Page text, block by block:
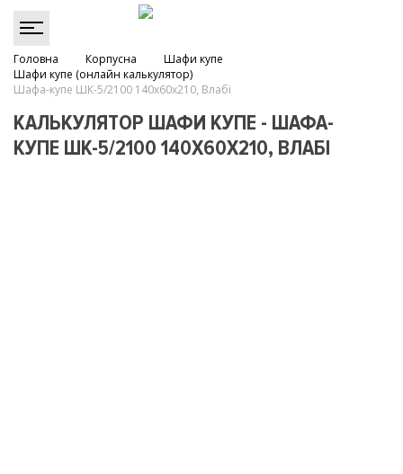
Головна Корпусна
Шафи купе
Шафи купе (онлайн калькулятор)
Шафа-купе ШК-5/2100 140х60х210, Влабі
КАЛЬКУЛЯТОР ШАФИ КУПЕ - ШАФА-
КУПЕ ШК-5/2100 140Х60Х210, ВЛАБІ